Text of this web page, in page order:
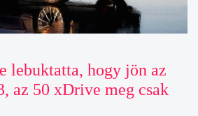
lebuktatta, hogy jön az
az 50 xDrive meg csak